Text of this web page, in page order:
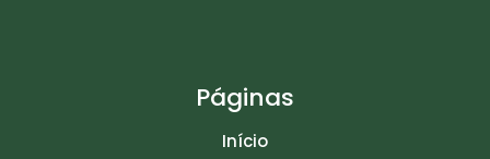
Páginas
Início